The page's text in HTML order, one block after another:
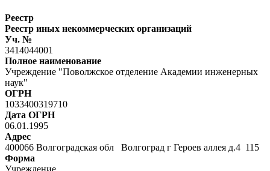
Реестр
Реестр иных некоммерческих организаций
Уч. №
3414044001
Полное наименование
Учреждение "Поволжское отделение Академии инженерных
наук"
ОГРН
1033400319710
Дата ОГРН
06.01.1995
Адрес
400066 Волгоградская обл Волгоград г Героев аллея д.4 115
Форма
Учреждение